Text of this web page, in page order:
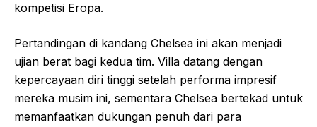
kompetisi Eropa.
Pertandingan di kandang Chelsea ini akan menjadi
ujian berat bagi kedua tim. Villa datang dengan
kepercayaan diri tinggi setelah performa impresif
mereka musim ini, sementara Chelsea bertekad untuk
memanfaatkan dukungan penuh dari para